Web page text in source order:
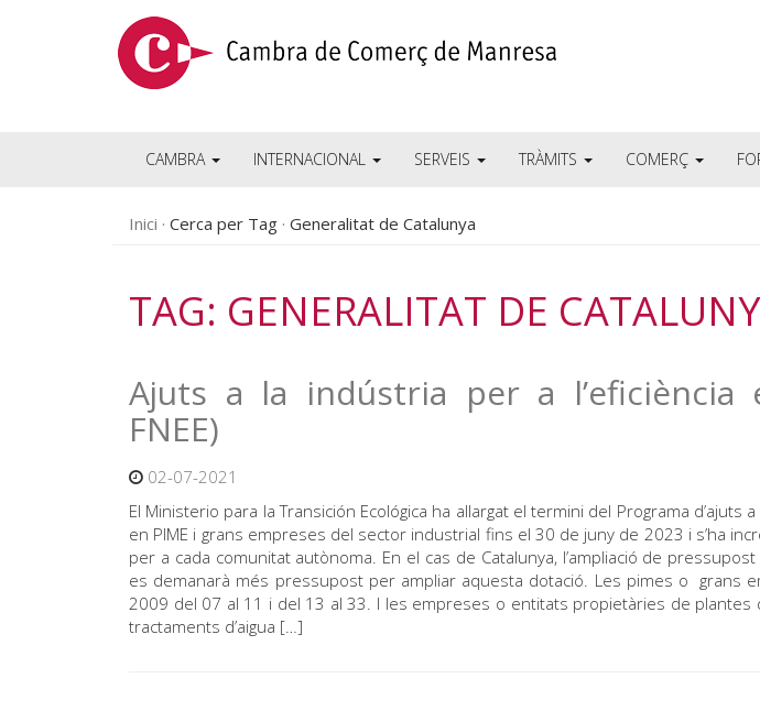
CAMBRA INTERNACIONAL SERVEIS TRÀMITS COMERÇ
Inici Cerca per Tag Generalitat de Catalunya
TAG: GENERALITAT DE
Ajuts a la indústria per a l’eficiència
FNEE)
02-07-2021
El Ministerio para la Transición Ecológica ha allargat el termini del Programa d’ajuts
en PIME i grans empreses del sector industrial fins el 30 de juny de 2023 i s’ha
per a cada comunitat autònoma. En el cas de Catalunya, l’ampliació de
es demanarà més pressupost per ampliar aquesta dotació. Les pimes o grans
2009 del 07 al 11 i del 13 al 33. I les empreses o entitats propietàries de
tractaments d’aigua […]